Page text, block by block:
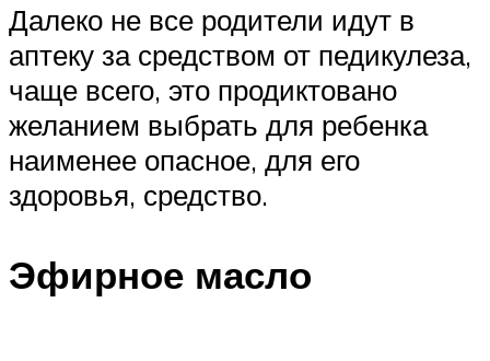
Далеко не все родители идут в
аптеку за средством от педикулеза,
чаще всего, это продиктовано
желанием выбрать для ребенка
наименее опасное, для его
здоровья, средство.
Эфирное масло